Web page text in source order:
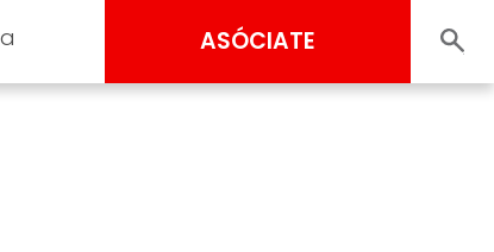
ASÓCIATE